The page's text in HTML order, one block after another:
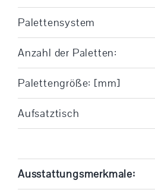
Palettensystem
Anzahl der Paletten:
Palettengröße: [mm]
Aufsatztisch
Ausstattungsmerkmale: